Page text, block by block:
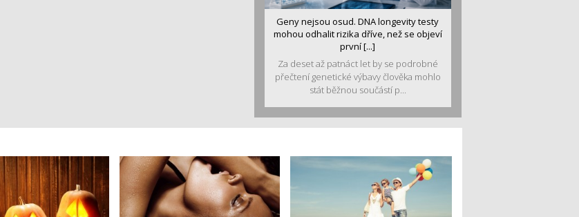
Geny nejsou osud. DNA longevity testy
mohou odhalit rizika dříve, než se objeví
první [...]
Za deset až patnáct let by se podrobné
přečtení genetické výbavy člověka mohlo
stát běžnou součástí p...